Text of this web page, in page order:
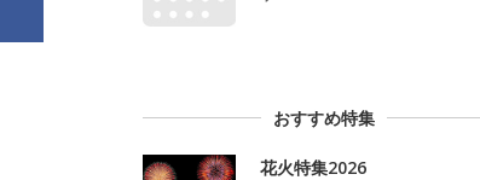
おすすめ特集
花火特集2026